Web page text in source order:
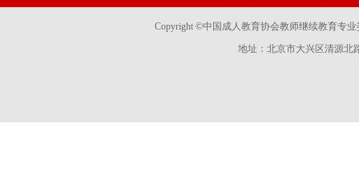
Copyright ©中国成人教育协会教师继续教育专
地址：北京市大兴区清源北